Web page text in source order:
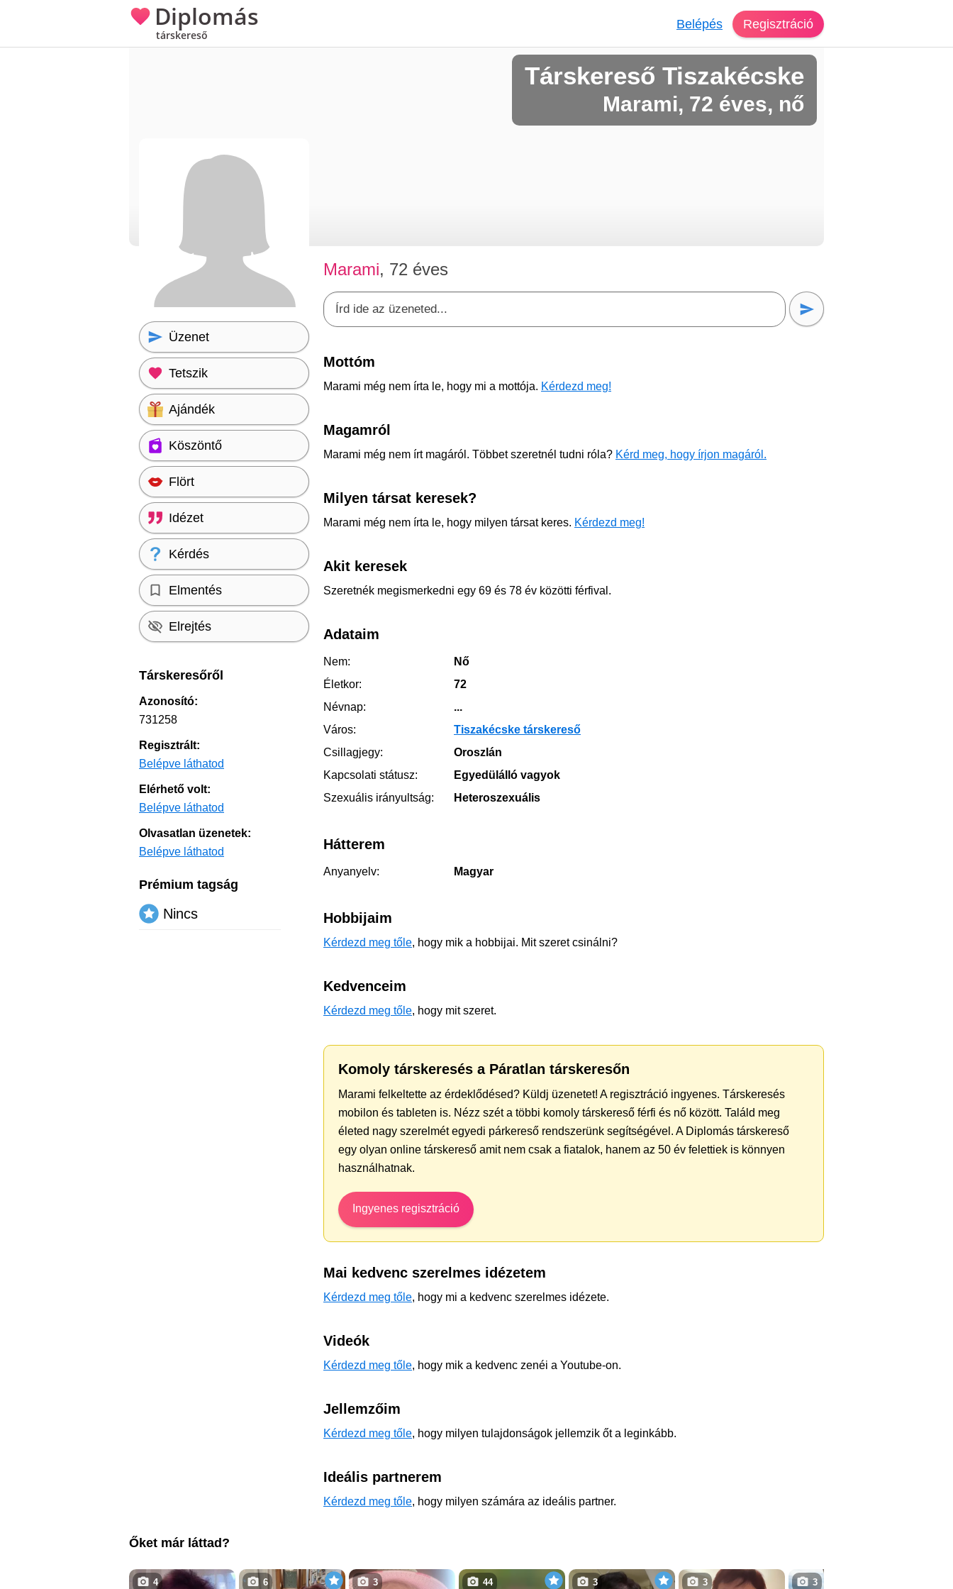
Diplomás
társkereső
Belépés Regisztráció
Társkereső Tiszakécske
Marami, 72 éves, nő
Marami, 72 éves
Mottóm
Marami még nem írta le, hogy mi a mottója. Kérdezd meg!
Magamról
Marami még nem írt magáról. Többet szeretnél tudni róla? Kérd meg, hogy írjon magáról.
Milyen társat keresek?
Marami még nem írta le, hogy milyen társat keres. Kérdezd meg!
Akit keresek
Szeretnék megismerkedni egy 69 és 78 év közötti férfival.
Adataim
Nem:
Nő
Életkor:
72
Névnap:
...
Város:
Tiszakécske társkereső
Csillagjegy:
Oroszlán
Kapcsolati státusz:
Egyedülálló vagyok
Szexuális irányultság:
Heteroszexuális
Hátterem
Anyanyelv: Magyar
Hobbijaim
Kérdezd meg tőle, hogy mik a hobbijai. Mit szeret csinálni?
Kedvenceim
Kérdezd meg tőle, hogy mit szeret.
Komoly társkeresés a Páratlan társkeresőn
Marami felkeltette az érdeklődésed? Küldj üzenetet! A regisztráció ingyenes. Társkeresés
mobilon és tableten is. Nézz szét a többi komoly társkereső férfi és nő között. Találd meg
életed nagy szerelmét egyedi párkereső rendszerünk segítségével. A Diplomás társkereső
egy olyan online társkereső amit nem csak a fiatalok, hanem az 50 év felettiek is könnyen
használhatnak.
Ingyenes regisztráció
Mai kedvenc szerelmes idézetem
Kérdezd meg tőle, hogy mi a kedvenc szerelmes idézete.
Videók
Kérdezd meg tőle, hogy mik a kedvenc zenéi a Youtube-on.
Jellemzőim
Kérdezd meg tőle, hogy milyen tulajdonságok jellemzik őt a leginkább.
Ideális partnerem
Kérdezd meg tőle, hogy milyen számára az ideális partner.
Üzenet
Tetszik
Ajándék
Köszöntő
Flört
Idézet
Kérdés
Elmentés
Elrejtés
Társkeresőről
Azonosító:
731258
Regisztrált:
Belépve láthatod
Elérhető volt:
Belépve láthatod
Olvasatlan üzenetek:
Belépve láthatod
Prémium tagság
Nincs
Őket már láttad?
4 6 3 44 3 3 3